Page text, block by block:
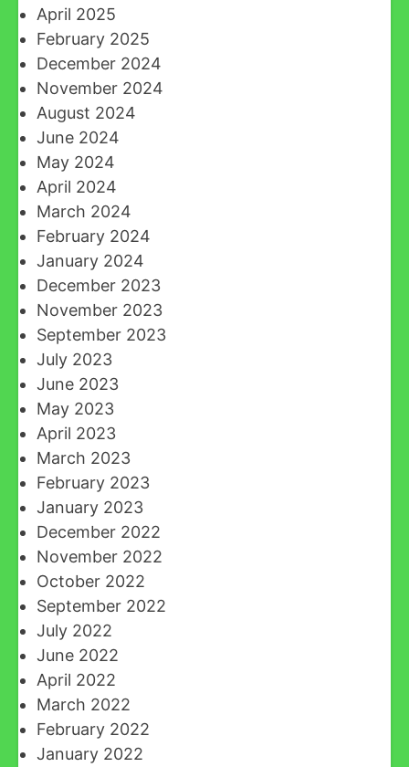
April 2025
February 2025
December 2024
November 2024
August 2024
June 2024
May 2024
April 2024
March 2024
February 2024
January 2024
December 2023
November 2023
September 2023
July 2023
June 2023
May 2023
April 2023
March 2023
February 2023
January 2023
December 2022
November 2022
October 2022
September 2022
July 2022
June 2022
April 2022
March 2022
February 2022
January 2022